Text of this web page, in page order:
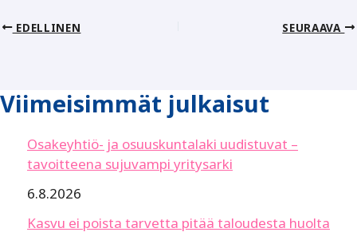
EDELLINEN SEURAAVA
Viimeisimmät julkaisut
Osakeyhtiö- ja osuuskuntalaki uudistuvat –
tavoitteena sujuvampi yritysarki
6.8.2026
Kasvu ei poista tarvetta pitää taloudesta huolta